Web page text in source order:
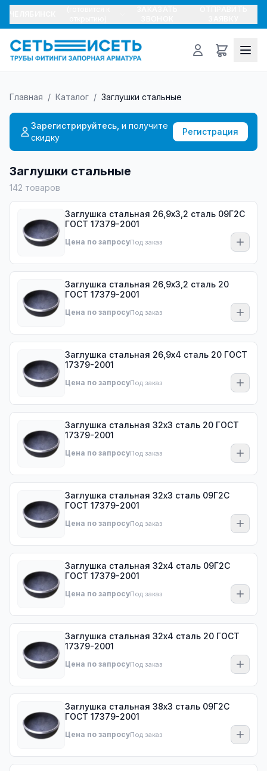
Главная / Каталог / Заглушки стальные
Зарегистрируйтесь, и получите
скидку
Регистрация
Заглушки стальные
142 товаров
Заглушка стальная 26,9х3,2 сталь 09Г2С
ГОСТ 17379-2001
Цена по запросуПод заказ
Заглушка стальная 26,9х3,2 сталь 20
ГОСТ 17379-2001
Цена по запросуПод заказ
Заглушка стальная 26,9х4 сталь 20 ГОСТ
17379-2001
Цена по запросуПод заказ
Заглушка стальная 32х3 сталь 20 ГОСТ
17379-2001
Цена по запросуПод заказ
Заглушка стальная 32х3 сталь 09Г2С
ГОСТ 17379-2001
Цена по запросуПод заказ
Заглушка стальная 32х4 сталь 09Г2С
ГОСТ 17379-2001
Цена по запросуПод заказ
Заглушка стальная 32х4 сталь 20 ГОСТ
17379-2001
Цена по запросуПод заказ
Заглушка стальная 38х3 сталь 09Г2С
ГОСТ 17379-2001
Цена по запросуПод заказ